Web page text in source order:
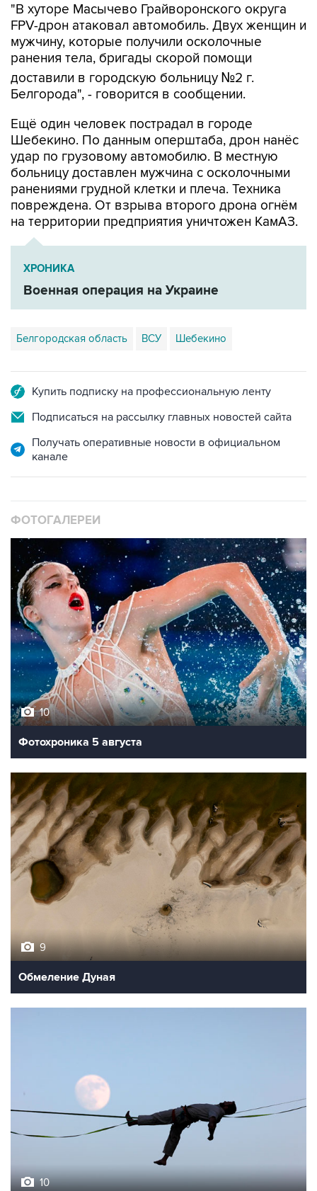
"В хуторе Масычево Грайворонского округа
FPV-дрон атаковал автомобиль. Двух женщин и
мужчину, которые получили осколочные
ранения тела, бригады скорой помощи
доставили в городскую больницу №2 г.
Белгорода", - говорится в сообщении.
Ещё один человек пострадал в городе
Шебекино. По данным оперштаба, дрон нанёс
удар по грузовому автомобилю. В местную
больницу доставлен мужчина с осколочными
ранениями грудной клетки и плеча. Техника
повреждена. От взрыва второго дрона огнём
на территории предприятия уничтожен КамАЗ.
ХРОНИКА
Военная операция на Украине
Белгородская область ВСУ Шебекино
Купить подписку на профессиональную ленту
Подписаться на рассылку главных новостей сайта
Получать оперативные новости в официальном
канале
ФОТОГАЛЕРЕИ
10
Фотохроника 5 августа
9
Обмеление Дуная
10